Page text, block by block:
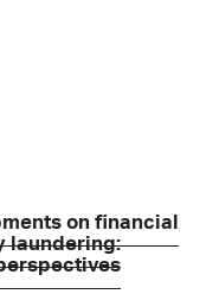
on financial
laundering: